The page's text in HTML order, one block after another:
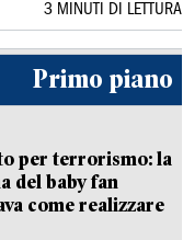
3 MINUTI DI LETTURA
Primo piano
per terrorismo: la
del baby fan
come realizzare